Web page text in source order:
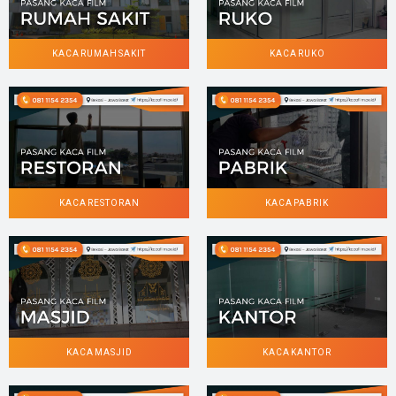
KACA RUMAH SAKIT KACA RUKO
KACA RESTORAN KACA PABRIK
KACA MASJID KACA KANTOR